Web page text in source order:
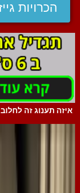
הכרויות
איזה תענוג זה